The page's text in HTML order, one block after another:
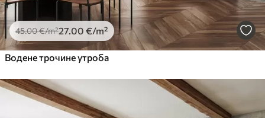
45.00€/m²27 .00 €/m²
Водене трочине утроба